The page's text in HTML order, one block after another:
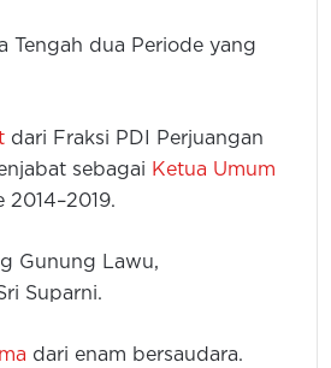
Tengah dua Periode yang
dari Fraksi PDI Perjuangan
sebagai Ketua Umum
Gunung Lawu,
Suparni.
dari enam bersaudara.